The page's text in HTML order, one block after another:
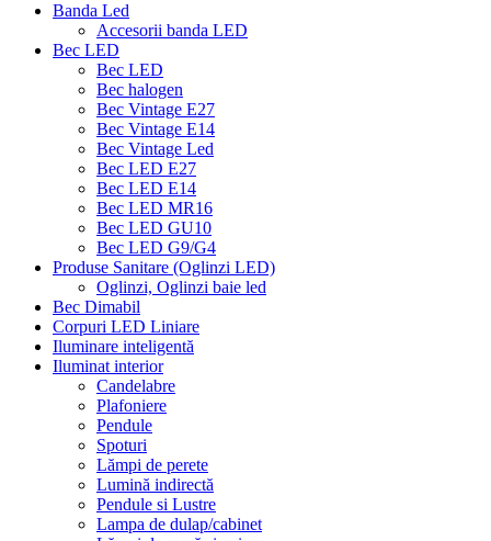
Banda Led
Accesorii banda LED
Bec LED
Bec LED
Bec halogen
Bec Vintage E27
Bec Vintage E14
Bec Vintage Led
Bec LED E27
Bec LED E14
Bec LED MR16
Bec LED GU10
Bec LED G9/G4
Produse Sanitare (Oglinzi LED)
Oglinzi, Oglinzi baie led
Bec Dimabil
Corpuri LED Liniare
Iluminare inteligentă
Iluminat interior
Candelabre
Plafoniere
Pendule
Spoturi
Lămpi de perete
Lumină indirectă
Pendule si Lustre
Lampa de dulap/cabinet